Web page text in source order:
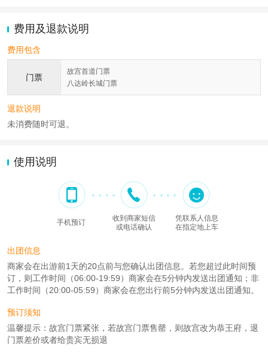
费用及退款说明
费用包含
门票
故宫首道门票
八达岭长城门票
退款说明
未消费随时可退。
使用说明
手机预订
收到商家短信
或电话确认
凭联系人信息
在指定地上车
出团信息
商家会在出游前1天的20点前与您确认出团信息。若您超过此时间预
订，则工作时间（06:00-19:59）商家会在5分钟内发送出团通知；非
工作时间（20:00-05:59）商家会在您出行前5分钟内发送出团通知。
预订须知
温馨提示：故宫门票紧张，若故宫门票售罄，则故宫改为恭王府，退
门票差价或者给贵宾无损退